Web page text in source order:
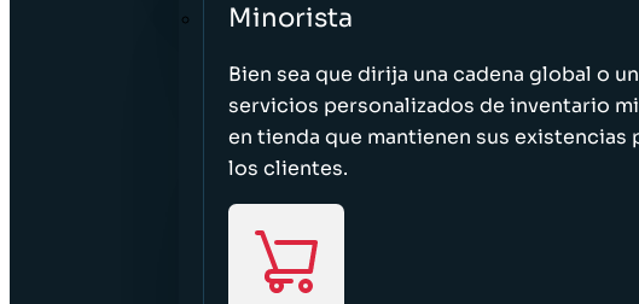
Minorista
Bien sea que dirija una cadena global o
servicios personalizados de inventario
en tienda que mantienen sus existencias
los clientes.